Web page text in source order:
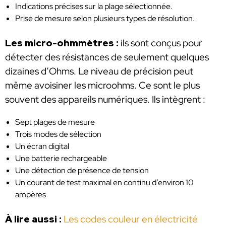
Indications précises sur la plage sélectionnée.
Prise de mesure selon plusieurs types de résolution.
Les micro-ohmmètres : ils sont conçus pour
détecter des résistances de seulement quelques
dizaines d’Ohms. Le niveau de précision peut
même avoisiner les microohms. Ce sont le plus
souvent des appareils numériques. Ils intègrent :
Sept plages de mesure
Trois modes de sélection
Un écran digital
Une batterie rechargeable
Une détection de présence de tension
Un courant de test maximal en continu d’environ 10
ampères
À lire aussi : Les codes couleur en électricité